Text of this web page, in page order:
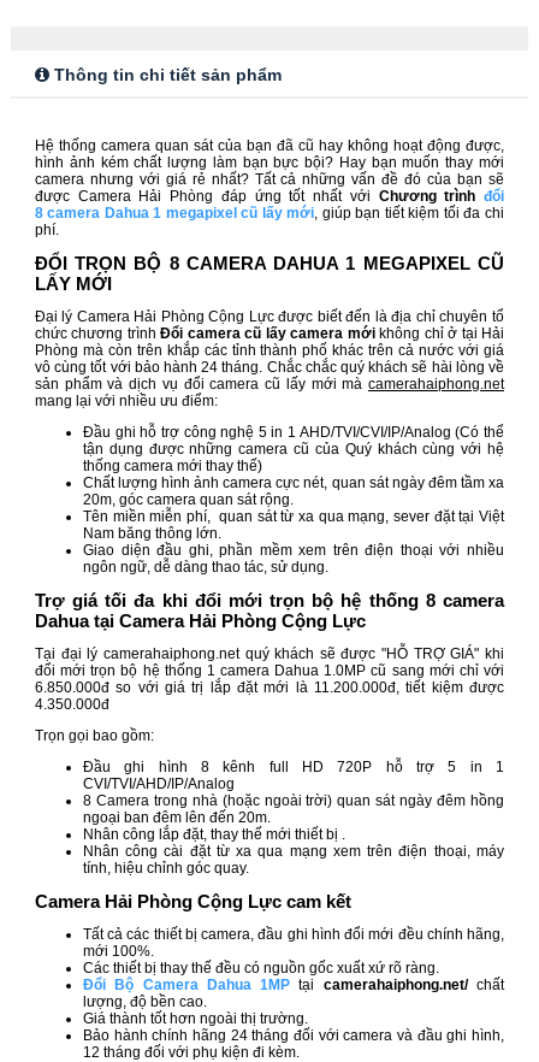
Thông tin chi tiết sản phẩm
Hệ thống camera quan sát của bạn đã cũ hay không hoạt động được,
hình ảnh kém chất lượng làm bạn bực bội? Hay bạn muốn thay mới
camera nhưng với giá rẻ nhất? Tất cả những vấn đề đó của bạn sẽ
được Camera Hải Phòng đáp ứng tốt nhất với Chương trình đổi
8 camera Dahua 1 megapixel cũ lấy mới, giúp bạn tiết kiệm tối đa chi
phí.
ĐỔI TRỌN BỘ 8 CAMERA DAHUA 1 MEGAPIXEL CŨ
LẤY MỚI
Đại lý Camera Hải Phòng Cộng Lực được biết đến là địa chỉ chuyên tổ
chức chương trìnhĐổi camera cũ lấy camera mớikhông chỉ ở tại Hải
Phòng mà còn trên khắp các tỉnh thành phố khác trên cả nước với giá
vô cùng tốt với bảo hành 24 tháng. Chắc chắc quý khách sẽ hài lòng về
sản phẩm và dịch vụ đổi camera cũ lấy mới mà camerahaiphong.net
mang lại với nhiều ưu điểm:
Đầu ghi hỗ trợ công nghệ 5 in 1 AHD/TVI/CVI/IP/Analog (Có thể
tận dụng được những camera cũ của Quý khách cùng với hệ
thống camera mới thay thế)
Chất lượng hình ảnh camera cực nét, quan sát ngày đêm tầm xa
20m, góc camera quan sát rộng.
Tên miền miễn phí, quan sát từ xa qua mạng, sever đặt tại Việt
Nam băng thông lớn.
Giao diện đầu ghi, phần mềm xem trên điện thoại với nhiều
ngôn ngữ, dễ dàng thao tác, sử dụng.
Trợ giá tối đa khi đổi mới trọn bộ hệ thống 8 camera
Dahua tại Camera Hải Phòng Cộng Lực
Tại đại lý camerahaiphong.net quý khách sẽ được "HỖ TRỢ GIÁ" khi
đổi mới trọn bộ hệ thống 1 camera Dahua 1.0MP cũ sang mới chỉ với
6.850.000đ so với giá trị lắp đặt mới là 11.200.000đ, tiết kiệm được
4.350.000đ
Trọn gọi bao gồm:
Đầu ghi hình 8 kênh full HD 720P hỗ trợ 5 in 1
CVI/TVI/AHD/IP/Analog
8 Camera trong nhà (hoặc ngoài trời) quan sát ngày đêm hồng
ngoại ban đêm lên đến 20m.
Nhân công lắp đặt, thay thế mới thiết bị .
Nhân công cài đặt từ xa qua mạng xem trên điện thoại, máy
tính, hiệu chỉnh góc quay.
Camera Hải Phòng Cộng Lực cam kết
Tất cả các thiết bị camera, đầu ghi hình đổi mới đều chính hãng,
mới 100%.
Các thiết bị thay thế đều có nguồn gốc xuất xứ rõ ràng.
Đổi Bộ Camera Dahua 1MP tại camerahaiphong.net/chất
lượng, độ bền cao.
Giá thành tốt hơn ngoài thị trường.
Bảo hành chính hãng 24 tháng đối với camera và đầu ghi hình,
12 tháng đối với phụ kiện đi kèm.